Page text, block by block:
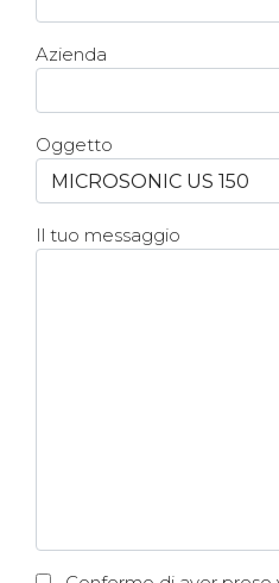
Azienda
Oggetto
Il tuo messaggio